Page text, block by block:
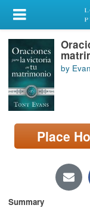
My Account
Library Card
Sign In
Search
Locations/Hours
page)
by
Place
Summary